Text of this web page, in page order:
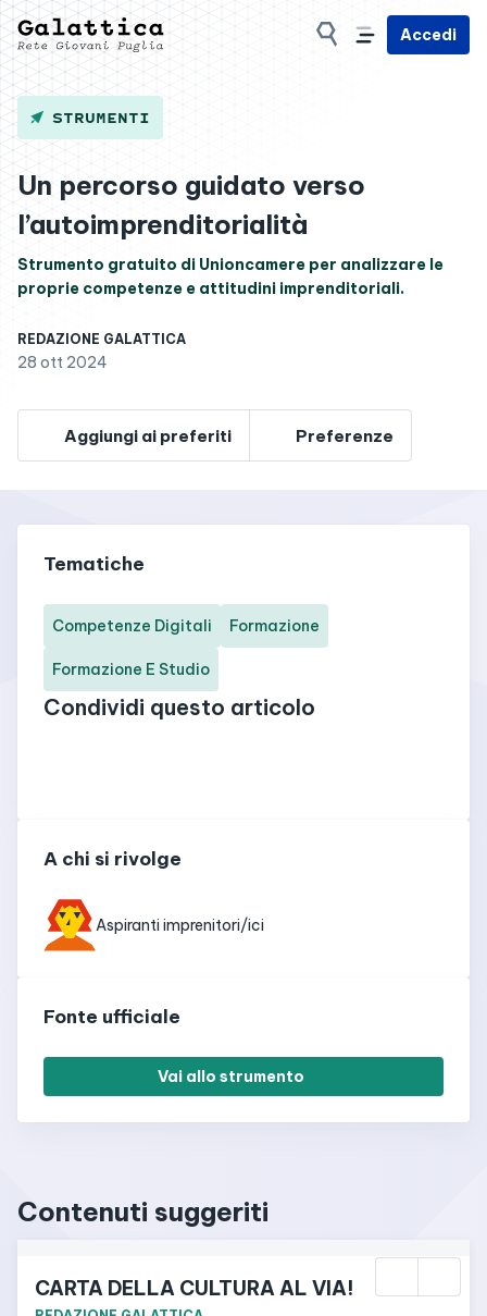
Accedi
STRUMENTI
Un percorso guidato verso
l’autoimprenditorialità
Strumento gratuito di Unioncamere per analizzare le
proprie competenze e attitudini imprenditoriali.
REDAZIONE GALATTICA
28 ott 2024
Aggiungi ai preferiti Preferenze
Tematiche
Competenze Digitali Formazione
Formazione E Studio
Condividi questo articolo
A chi si rivolge
Aspiranti imprenitori/ici
Fonte ufficiale
Vai allo strumento
Contenuti suggeriti
CARTA DELLA CULTURA AL VIA!